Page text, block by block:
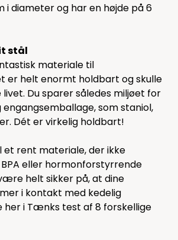
i diameter og har en højde på 6
stål
materiale til
er helt enormt holdbart og skulle
Du sparer således miljøet for
som staniol,
Dét er virkelig holdbart!
et rent materiale, der ikke
eller hormonforstyrrende
helt sikker på, at dine
i kontakt med kedelig
her i Tænks test af 8 forskellige